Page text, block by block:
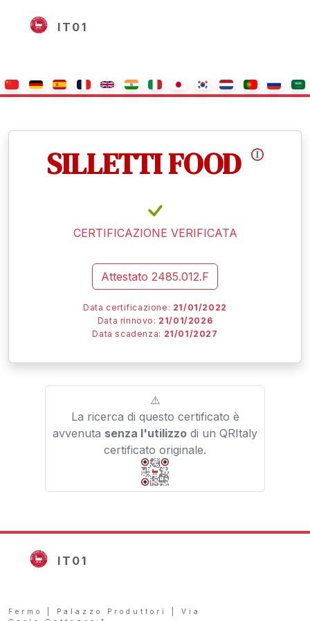
IT01
SILLETTI FOOD
CERTIFICAZIONE VERIFICATA
Attestato 2485.012.F
Data certificazione: 21/01/2022
Data rinnovo: 21/01/2026
Data scadenza: 21/01/2027
⚠️
La ricerca di questo certificato è
avvenuta senza l'utilizzo di un QRItaly
certificato originale.
IT01
Fermo | Palazzo Produttori | Via